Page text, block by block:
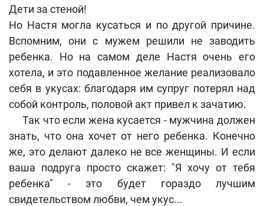
Дети за стеной!
Но Настя могла кусаться и по другой причине.
Вспомним, они с мужем решили не заводить
ребенка. Но на самом деле Настя очень его
хотела, и это подавленное желание реализовало
себя в укусах: благодаря им супруг потерял над
собой контроль, половой акт привел к зачатию.
Так что если жена кусается - мужчина должен
знать, что она хочет от него ребенка. Конечно
же, это делают далеко не все женщины. И если
ваша подруга просто скажет: "Я хочу от тебя
ребенка" - это будет гораздо лучшим
свидетельством любви, чем укус...